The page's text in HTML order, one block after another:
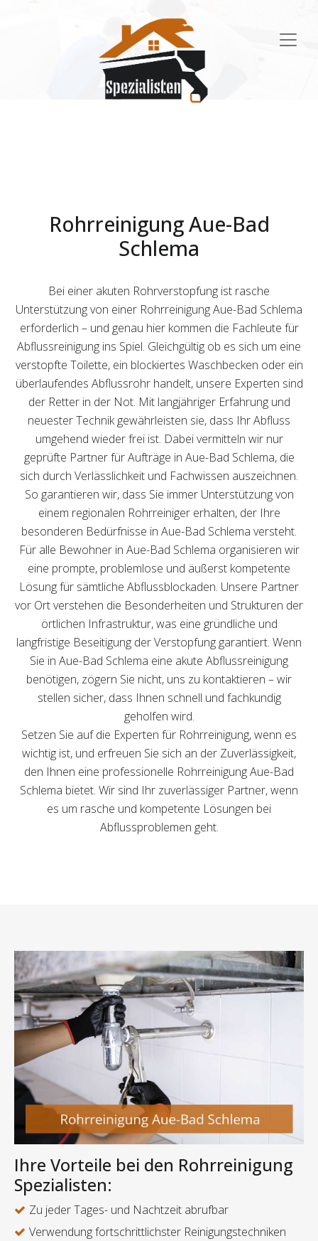
Rohrreinigung Aue-Bad
Schlema
Bei einer akuten Rohrverstopfung ist rasche
Unterstützung von einer Rohrreinigung Aue-Bad Schlema
erforderlich – und genau hier kommen die Fachleute für
Abflussreinigung ins Spiel. Gleichgültig ob es sich um eine
verstopfte Toilette, ein blockiertes Waschbecken oder ein
überlaufendes Abflussrohr handelt, unsere Experten sind
der Retter in der Not. Mit langjähriger Erfahrung und
neuester Technik gewährleisten sie, dass Ihr Abfluss
umgehend wieder frei ist. Dabei vermitteln wir nur
geprüfte Partner für Aufträge in Aue-Bad Schlema, die
sich durch Verlässlichkeit und Fachwissen auszeichnen.
So garantieren wir, dass Sie immer Unterstützung von
einem regionalen Rohrreiniger erhalten, der Ihre
besonderen Bedürfnisse in Aue-Bad Schlema versteht.
Für alle Bewohner in Aue-Bad Schlema organisieren wir
eine prompte, problemlose und äußerst kompetente
Lösung für sämtliche Abflussblockaden. Unsere Partner
vor Ort verstehen die Besonderheiten und Strukturen der
örtlichen Infrastruktur, was eine gründliche und
langfristige Beseitigung der Verstopfung garantiert. Wenn
Sie in Aue-Bad Schlema eine akute Abflussreinigung
benötigen, zögern Sie nicht, uns zu kontaktieren – wir
stellen sicher, dass Ihnen schnell und fachkundig
geholfen wird.
Setzen Sie auf die Experten für Rohrreinigung, wenn es
wichtig ist, und erfreuen Sie sich an der Zuverlässigkeit,
den Ihnen eine professionelle Rohrreinigung Aue-Bad
Schlema bietet. Wir sind Ihr zuverlässiger Partner, wenn
es um rasche und kompetente Lösungen bei
Abflussproblemen geht.
Ihre Vorteile bei den Rohrreinigung
Spezialisten:
Zu jeder Tages- und Nachtzeit abrufbar
Verwendung fortschrittlichster Reinigungstechniken